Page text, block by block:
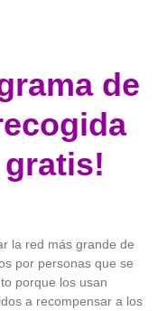
de
la red más grande de
por personas que se
porque los usan
a recompensar a los